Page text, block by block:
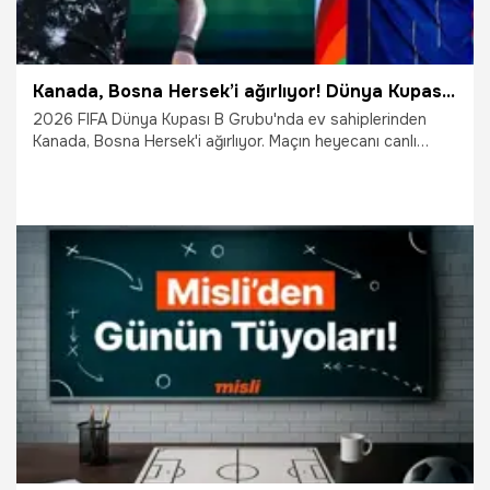
Kanada, Bosna Hersek’i ağırlıyor! Dünya Kupası’nın heyecanı canlı sohbet ile Misli'de
2026 FIFA Dünya Kupası B Grubu'nda ev sahiplerinden
Kanada, Bosna Hersek'i ağırlıyor. Maçın heyecanı canlı
12.06.2026 İddaa